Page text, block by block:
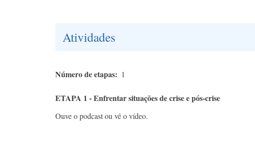
Atividades
Número de etapas 1
ETAPA 1 - Enfrentar situações de crise e pós-crise
Ouve o podcast ou vê o vídeo.